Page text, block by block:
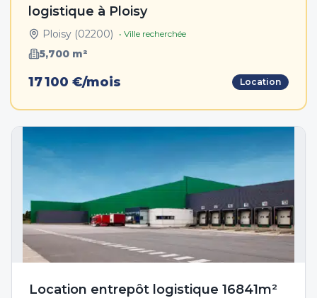
logistique à Ploisy
Ploisy (02200) • Ville recherchée
5,700 m²
17 100 €/mois Location
Location entrepôt logistique 16841m²